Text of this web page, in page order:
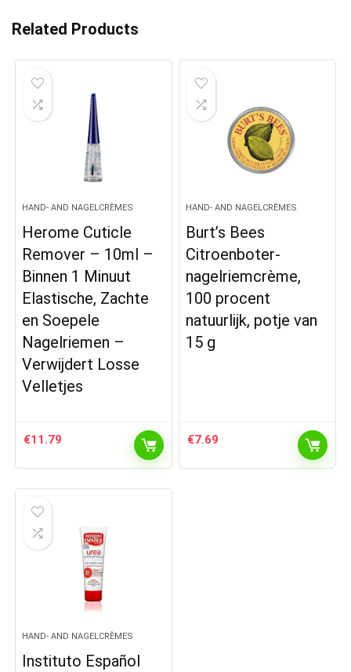
Related Products
HAND- AND NAGELCRÈMES
Herome Cuticle
Remover – 10ml –
Binnen 1 Minuut
Elastische, Zachte
en Soepele
Nagelriemen –
Verwijdert Losse
Velletjes
€11.79
HAND- AND NAGELCRÈMES
Burt’s Bees
Citroenboter-
nagelriemcrème,
100 procent
natuurlijk, potje van
15 g
€7.69
HAND- AND NAGELCRÈMES
Instituto Español